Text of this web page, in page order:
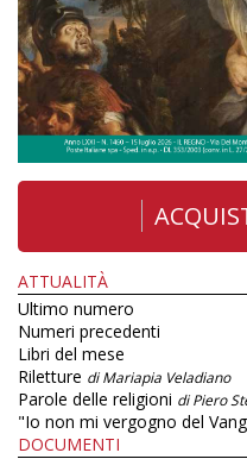
ATTUALITÀ
Ultimo numero
Numeri precedenti
Libri del mese
Riletture di Mariapia Veladiano
Parole delle religioni di Piero
"Io non mi vergogno del
DOCUMENTI